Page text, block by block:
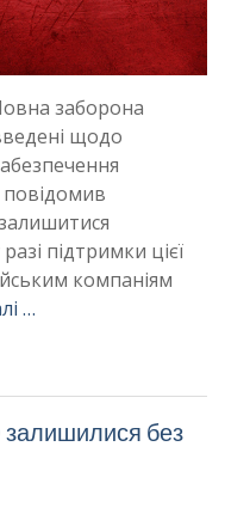
заборона
щодо
підтримки цієї
компаніям
…
залишилися без